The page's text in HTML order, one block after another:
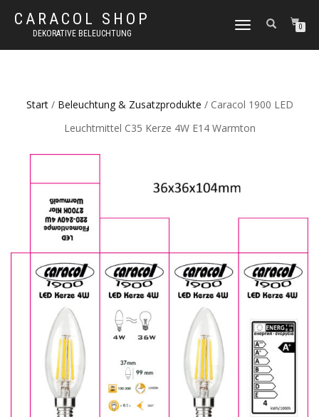
CARACOL SHOP
DEKORATIVE BELEUCHTUNG
NAVIGATION
0
Start/ Beleuchtung & Zusatzprodukte / Caracol 1900 LED
Leuchtmittel C35 Kerze 4W E14 Warmton